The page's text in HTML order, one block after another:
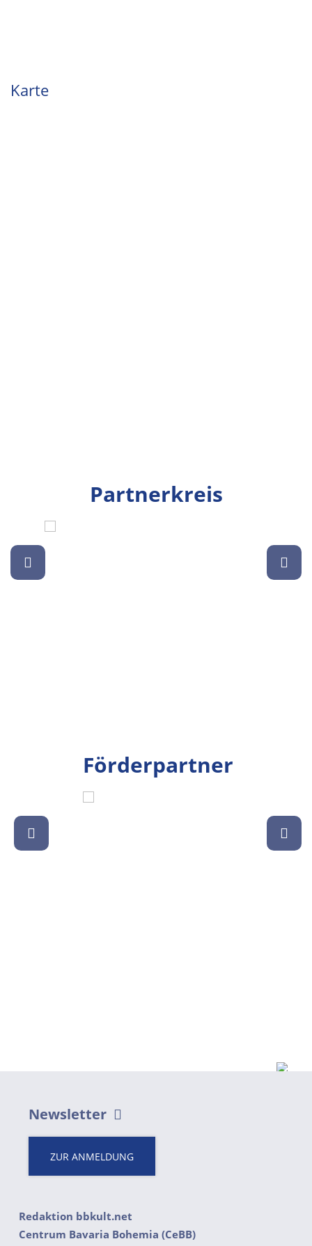
Karte
Partnerkreis
Förderpartner
Newsletter
ZUR ANMELDUNG
Redaktion bbkult.net
Centrum Bavaria Bohemia (CeBB)